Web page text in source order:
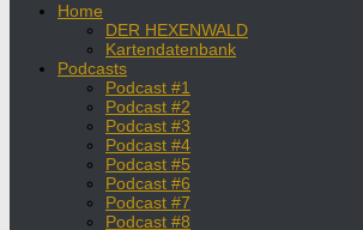
Home
DER HEXENWALD
Kartendatenbank
Podcasts
Podcast #1
Podcast #2
Podcast #3
Podcast #4
Podcast #5
Podcast #6
Podcast #7
Podcast #8